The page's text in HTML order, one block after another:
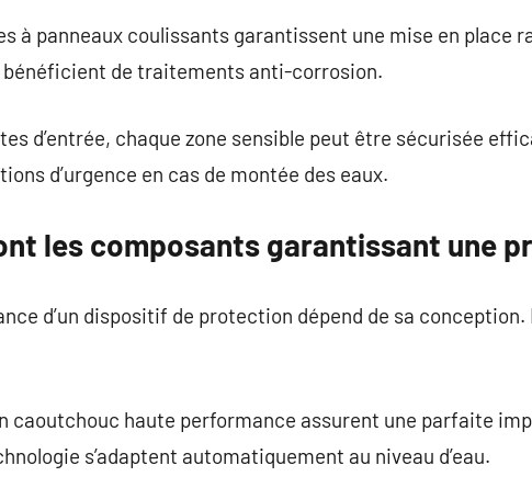
à panneaux coulissants garantissent une mise en place
de traitements anti-corrosion.
d’entrée, chaque zone sensible peut être sécurisée
d’urgence en cas de montée des eaux.
les composants garantissant une
d’un dispositif de protection dépend de sa
caoutchouc haute performance assurent une parfaite
s’adaptent automatiquement au niveau d’eau.